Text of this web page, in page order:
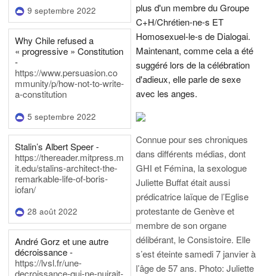
9 septembre 2022
Why Chile refused a
« progressive » Constitution
-
https://www.persuasion.co
mmunity/p/how-not-to-write-
a-constitution
5 septembre 2022
Stalin’s Albert Speer -
https://thereader.mitpress.m
it.edu/stalins-architect-the-
remarkable-life-of-boris-
iofan/
28 août 2022
André Gorz et une autre
décroissance -
https://lvsl.fr/une-
decroissance-qui-ne-nuirait-
plus d'un membre du Groupe
C+H/Chrétien-ne-s ET
Homosexuel-le-s de Dialogai.
Maintenant, comme cela a été
suggéré lors de la célébration
d'adieux, elle parle de sexe
avec les anges.
Connue pour ses chroniques
dans différents médias, dont
GHI et Fémina, la sexologue
Juliette Buffat était aussi
prédicatrice laïque de l’Eglise
protestante de Genève et
membre de son organe
délibérant, le Consistoire. Elle
s’est éteinte samedi 7 janvier à
l’âge de 57 ans. Photo: Juliette